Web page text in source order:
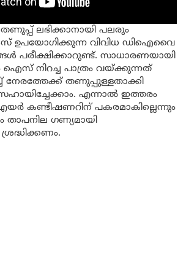
ലഭിക്കാനായി പലരും
ഉപയോഗിക്കുന്ന വിവിധ ഡിഐവൈ
പരീക്ഷിക്കാറുണ്ട്. സാധാരണയായി
ഐസ് നിറച്ച പാത്രം വയ്ക്കുന്നത്
നേരത്തേക്ക് തണുപ്പുള്ളതാക്കി
എന്നാൽ ഇത്തരം
കണ്ടീഷണറിന് പകരമാകില്ലെന്നും
താപനില ഗണ്യമായി